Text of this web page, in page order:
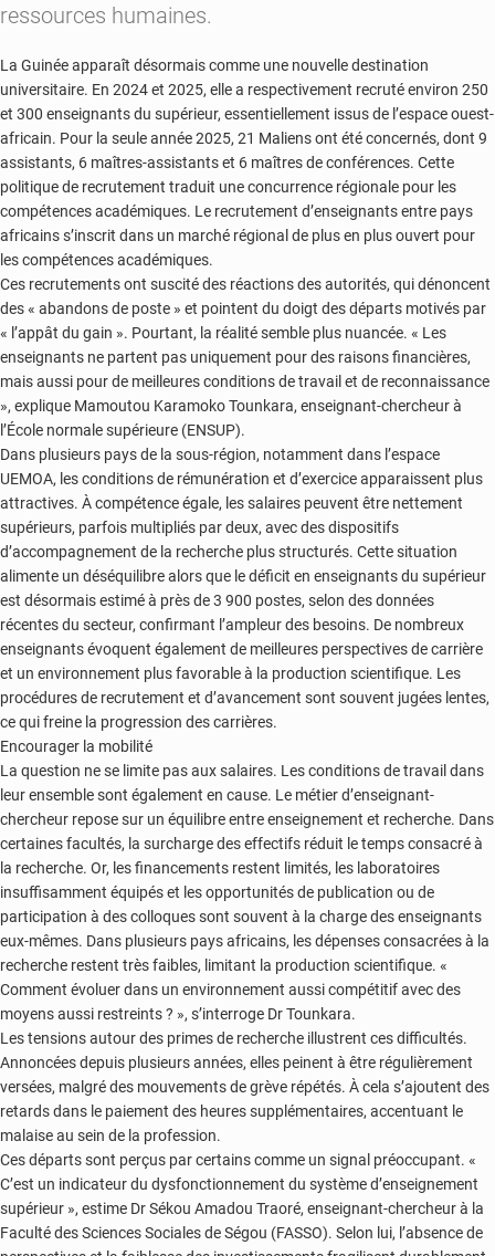
ressources humaines.
La Guinée apparaît désormais comme une nouvelle destination
universitaire. En 2024 et 2025, elle a respectivement recruté environ 250
et 300 enseignants du supérieur, essentiellement issus de l’espace ouest-
africain. Pour la seule année 2025, 21 Maliens ont été concernés, dont 9
assistants, 6 maîtres-assistants et 6 maîtres de conférences. Cette
politique de recrutement traduit une concurrence régionale pour les
compétences académiques. Le recrutement d’enseignants entre pays
africains s’inscrit dans un marché régional de plus en plus ouvert pour
les compétences académiques.
Ces recrutements ont suscité des réactions des autorités, qui dénoncent
des « abandons de poste » et pointent du doigt des départs motivés par
« l’appât du gain ». Pourtant, la réalité semble plus nuancée. « Les
enseignants ne partent pas uniquement pour des raisons financières,
mais aussi pour de meilleures conditions de travail et de reconnaissance
», explique Mamoutou Karamoko Tounkara, enseignant-chercheur à
l’École normale supérieure (ENSUP).
Dans plusieurs pays de la sous-région, notamment dans l’espace
UEMOA, les conditions de rémunération et d’exercice apparaissent plus
attractives. À compétence égale, les salaires peuvent être nettement
supérieurs, parfois multipliés par deux, avec des dispositifs
d’accompagnement de la recherche plus structurés. Cette situation
alimente un déséquilibre alors que le déficit en enseignants du supérieur
est désormais estimé à près de 3 900 postes, selon des données
récentes du secteur, confirmant l’ampleur des besoins. De nombreux
enseignants évoquent également de meilleures perspectives de carrière
et un environnement plus favorable à la production scientifique. Les
procédures de recrutement et d’avancement sont souvent jugées lentes,
ce qui freine la progression des carrières.
Encourager la mobilité
La question ne se limite pas aux salaires. Les conditions de travail dans
leur ensemble sont également en cause. Le métier d’enseignant-
chercheur repose sur un équilibre entre enseignement et recherche. Dans
certaines facultés, la surcharge des effectifs réduit le temps consacré à
la recherche. Or, les financements restent limités, les laboratoires
insuffisamment équipés et les opportunités de publication ou de
participation à des colloques sont souvent à la charge des enseignants
eux-mêmes. Dans plusieurs pays africains, les dépenses consacrées à la
recherche restent très faibles, limitant la production scientifique. «
Comment évoluer dans un environnement aussi compétitif avec des
moyens aussi restreints ? », s’interroge Dr Tounkara.
Les tensions autour des primes de recherche illustrent ces difficultés.
Annoncées depuis plusieurs années, elles peinent à être régulièrement
versées, malgré des mouvements de grève répétés. À cela s’ajoutent des
retards dans le paiement des heures supplémentaires, accentuant le
malaise au sein de la profession.
Ces départs sont perçus par certains comme un signal préoccupant. «
C’est un indicateur du dysfonctionnement du système d’enseignement
supérieur », estime Dr Sékou Amadou Traoré, enseignant-chercheur à la
Faculté des Sciences Sociales de Ségou (FASSO). Selon lui, l’absence de